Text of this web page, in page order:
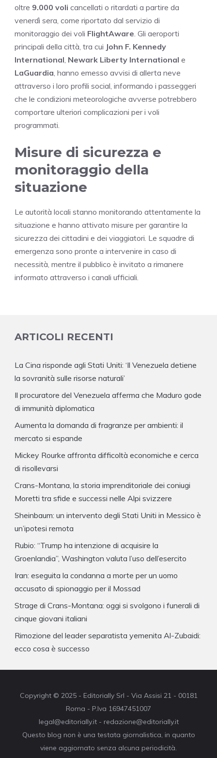
oltre 9.000 voli cancellati o ritardati a partire da
venerdì sera, come riportato dal servizio di
monitoraggio dei voli FlightAware. Gli aeroporti
principali della città, tra cui John F. Kennedy
International, Newark Liberty International e
LaGuardia, hanno emesso avvisi di allerta neve
attraverso i loro profili social, informando i passeggeri
che le condizioni meteorologiche avverse potrebbero
comportare ulteriori complicazioni per i voli
programmati.
Misure di sicurezza e
monitoraggio della
situazione
Le autorità locali stanno monitorando attentamente la
situazione e hanno attivato misure per garantire la
sicurezza dei cittadini e dei viaggiatori. Le squadre di
emergenza sono pronte a intervenire in caso di
necessità, mentre il pubblico è invitato a rimanere
informato attraverso i canali ufficiali.
ARTICOLI RECENTI
La Cina risponde agli Stati Uniti: ‘Il Venezuela detiene
la sovranità sulle risorse naturali’
Il procuratore del Venezuela afferma che Maduro gode
di immunità diplomatica
Aumenta la domanda di fragranze per ambienti: il
mercato si espande
Mickey Rourke affronta difficoltà economiche e cerca
di risollevarsi
Crans-Montana, la storia imprenditoriale dei coniugi
Moretti tra sfide e successi nelle Alpi svizzere
Sheinbaum: un intervento degli Stati Uniti in Messico è
un’ipotesi remota
Rubio: “Trump ha intenzione di acquisire la
Groenlandia”, Washington valuta l’uso dell’esercito
Iran: eseguita la condanna a morte per un uomo
accusato di spionaggio per il Mossad
Strage di Crans-Montana: oggi si svolgono i funerali di
cinque giovani italiani
Rimozione del leader separatista yemenita Al-Zubaidi:
ecco cosa è successo
Copyright © 2025 - Editorially Srl - Via Assisi 21 - 00181
Roma - P.Iva 16947451007
legal@editorially.it - redazione@editorially.it
Questo blog non è una testata giornalistica, in quanto
viene aggiornato senza alcuna periodicità.